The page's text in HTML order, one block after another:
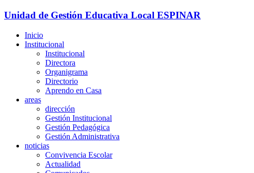
Unidad de Gestión Educativa Local ESPINAR
Inicio
Institucional
Institucional
Directora
Organigrama
Directorio
Aprendo en Casa
areas
dirección
Gestión Institucional
Gestión Pedagógica
Gestión Administrativa
noticias
Convivencia Escolar
Actualidad